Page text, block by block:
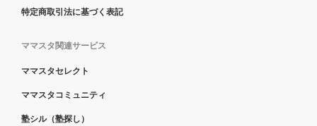
特定商取引法に基づく表記
ママスタ関連サービス
ママスタセレクト
ママスタコミュニティ
塾シル（塾探し）